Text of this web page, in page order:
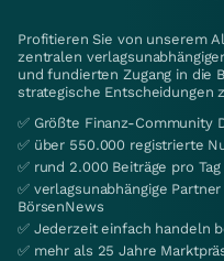
Profitieren Sie von unserem
zentralen
und fundierten Zugang in die
strategische Entscheidungen
✅ Größte Finanz-Community
✅ über 550.000 registrierte
✅ rund 2.000 Beiträge pro Tag
✅ verlagsunabhängige
BörsenNews
✅ Jederzeit einfach handeln
✅ mehr als 25 Jahre